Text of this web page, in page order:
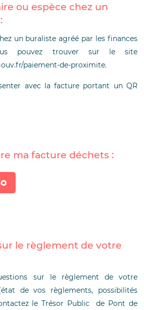
ou espèce chez un
un buraliste agréé par les finances
pouvez trouver sur le site
paiement-de-proximite.
avec la facture portant un QR
ma facture déchets :
le règlement de votre
sur le règlement de votre
de vos règlements, possibilités
le Trésor Public de Pont de